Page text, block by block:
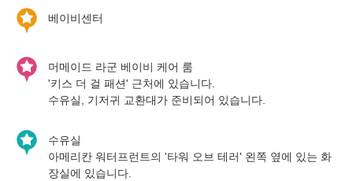
베이비센터
머메이드 라군 베이비 케어 룸
'키스 더 걸 패션' 근처에 있습니다.
수유실, 기저귀 교환대가 준비되어 있습니다.
수유실
아메리칸 워터프런트의 '타워 오브 테러' 왼쪽 옆에 있는 화
장실에 있습니다.